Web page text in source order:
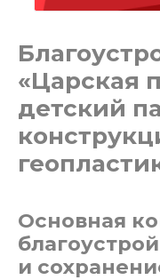
«Царская
детский
Основная
и